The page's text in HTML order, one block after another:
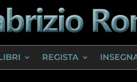
REGISTA